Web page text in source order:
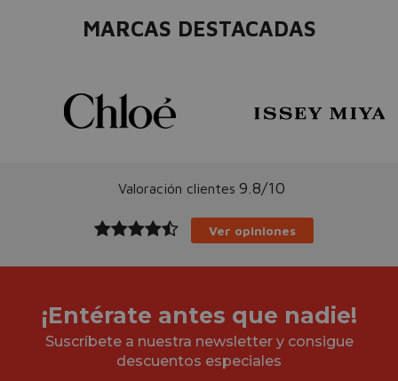
MARCAS DESTACADAS
Valoración clientes 9.8/10
Ver opiniones
¡Entérate antes que nadie!
Suscríbete a nuestra newsletter y consigue
descuentos especiales